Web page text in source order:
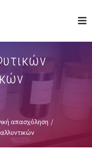
απασχόληση /